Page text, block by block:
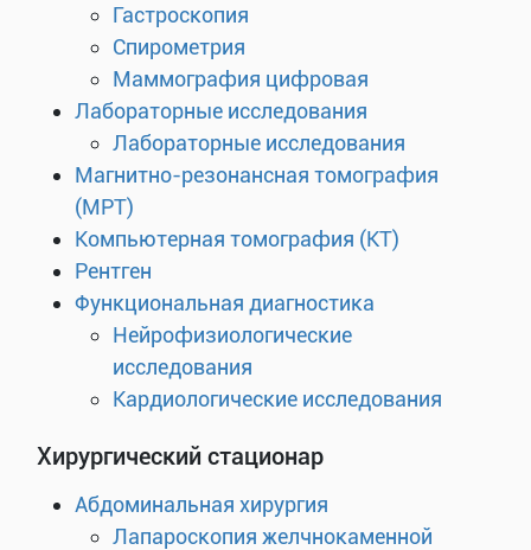
Гастроскопия
Спирометрия
Маммография цифровая
Лабораторные исследования
Лабораторные исследования
Магнитно-резонансная томография
(МРТ)
Компьютерная томография (КТ)
Рентген
Функциональная диагностика
Нейрофизиологические
исследования
Кардиологические исследования
Хирургический стационар
Абдоминальная хирургия
Лапароскопия желчнокаменной